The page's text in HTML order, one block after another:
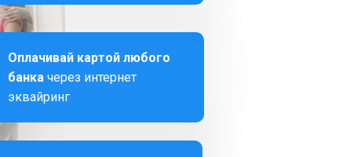
Оплачивай картой любого
банкачерез интернет
эквайринг